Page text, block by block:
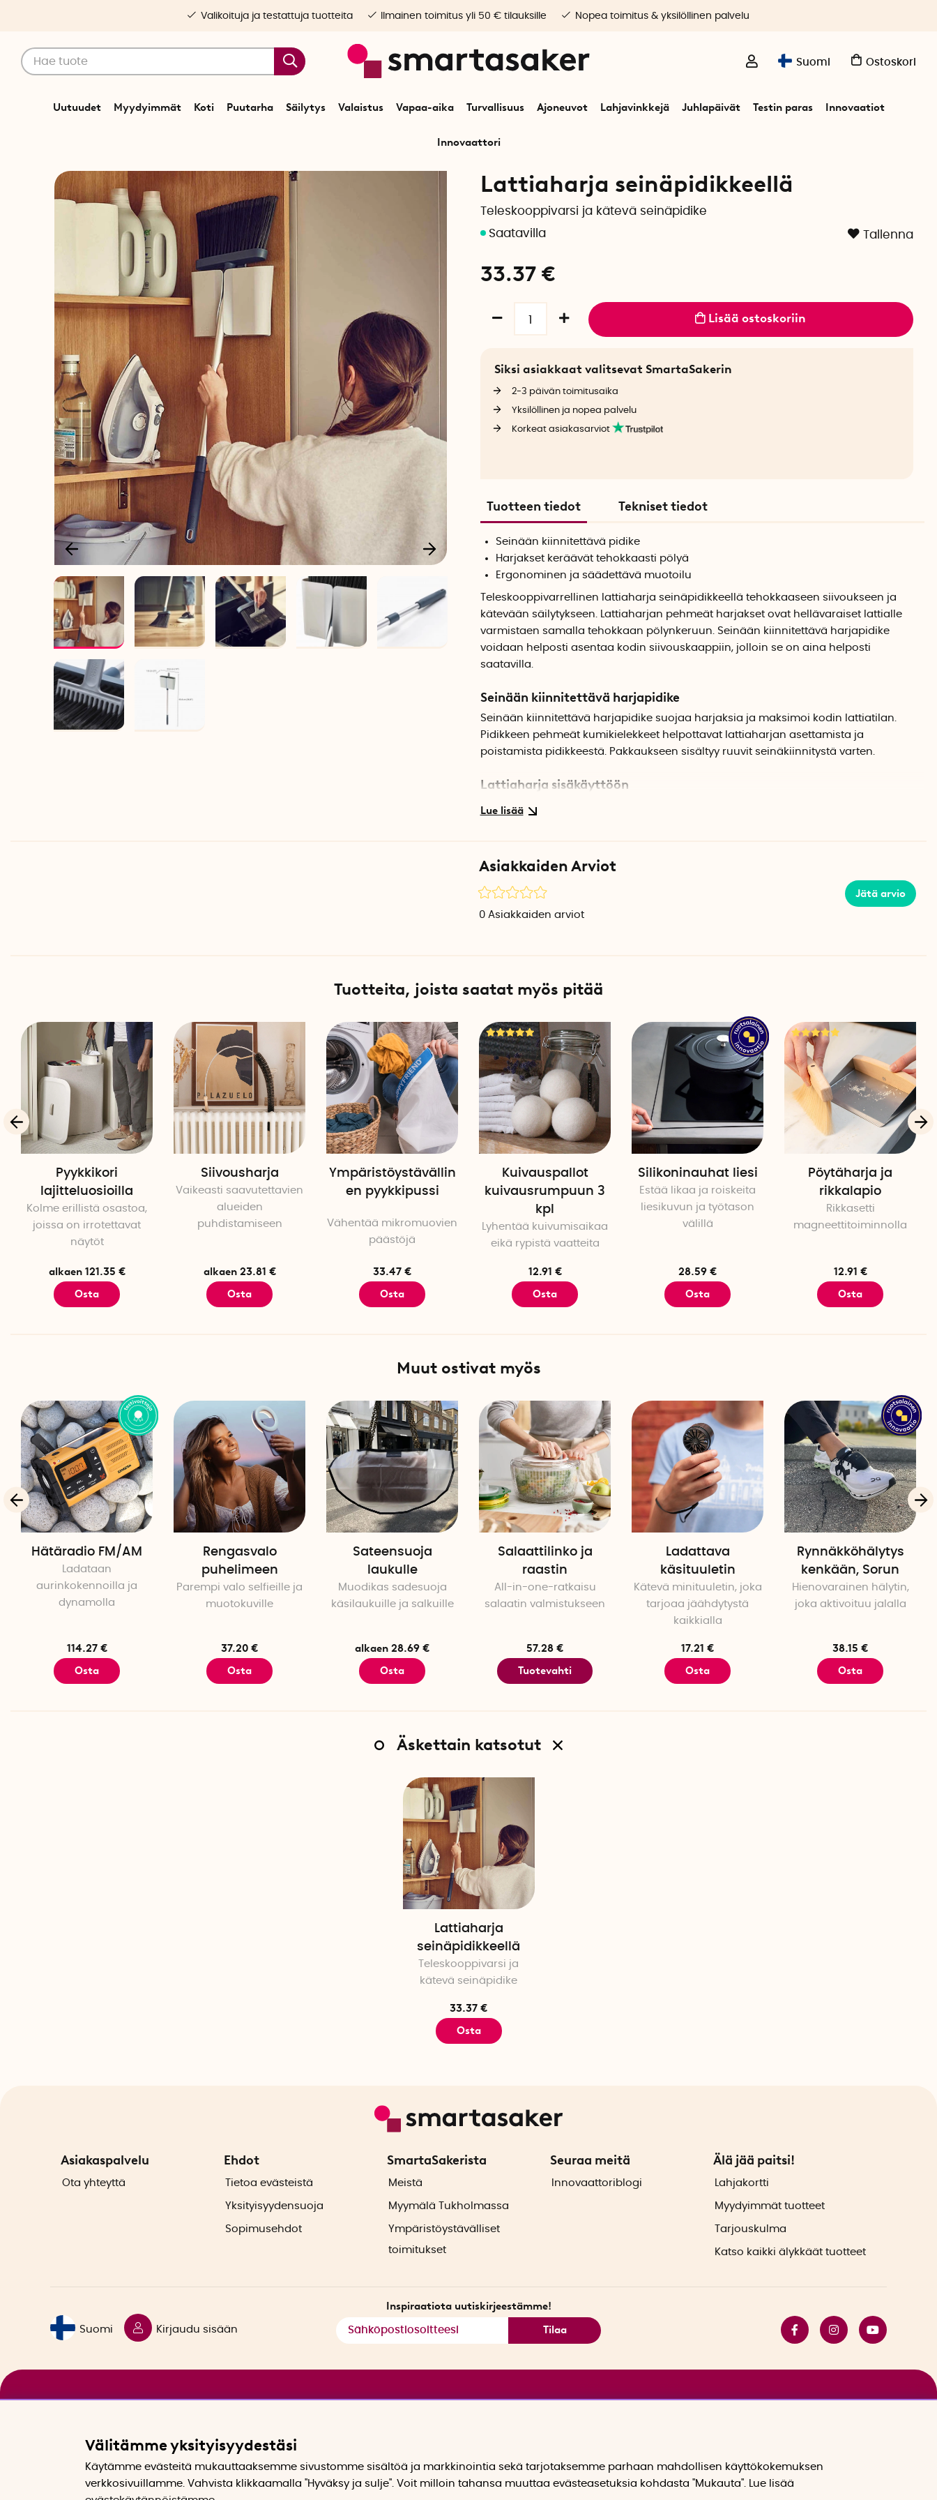
Suomi Ostoskori
Uutuudet Myydyimmät Koti Puutarha Säilytys Valaistus Vapaa-aika Turvallisuus Ajoneuvot Lahjavinkkejä Juhlapäivät Testin paras Innovaatiot
Innovaattori
Valikoituja ja testattuja tuotteita Ilmainen toimitus yli 50 € tilauksille Nopea toimitus & yksilöllinen palvelu
Siivous & kodinhoito Lattiaharja seinäpidikkeellä
Lattiaharja seinäpidikkeellä
Teleskooppivarsi ja kätevä seinäpidike
Tallenna
33.37€
Lisää ostoskoriin
Siksi asiakkaat valitsevat SmartaSakerin
2-3 päivän toimitusaika
Yksilöllinen ja nopea palvelu
Korkeat asiakasarviot
Tuotteen tiedot Tekniset tiedot
Seinään kiinnitettävä pidike
Harjakset keräävät tehokkaasti pölyä
Ergonominen ja säädettävä muotoilu
Teleskooppivarrellinen lattiaharja seinäpidikkeellä tehokkaaseen siivoukseen ja
kätevään säilytykseen. Lattiaharjan pehmeät harjakset ovat hellävaraiset lattialle
varmistaen samalla tehokkaan pölynkeruun. Seinään kiinnitettävä harjapidike
voidaan helposti asentaa kodin siivouskaappiin, jolloin se on aina helposti
saatavilla.
Seinään kiinnitettävä harjapidike
Seinään kiinnitettävä harjapidike suojaa harjaksia ja maksimoi kodin lattiatilan.
Pidikkeen pehmeät kumikielekkeet helpottavat lattiaharjan asettamista ja
poistamista pidikkeestä. Pakkaukseen sisältyy ruuvit seinäkiinnitystä varten.
Lattiaharja sisäkäyttöön
Lattiaharjan pitkät ja pehmeät harjakset pyyhkäisevät tehokkaasti pölyn
Säädettävä pituus
Alumiininen teleskooppivarsi on helppo säätää käyttäjän pituuden mukaan, mikä
vähentää selän ja hartioiden rasitusta siivouksen aikana. Varren liukumaton pinta
Seinäpidike, varsi ja harjakset voi tarvittaessa pyyhkiä kostealla liinalla.
Paino: Noin 900 g
Materiaali: Alumiini, ABS-muovi
Väri: Sininen, harmaa, beige, hopea
Pituus: 93,6–131 cm
Leveys: 25,6 cm
Syvyys: 7,8 cm
Määrä per pakkaus: 1
Asiakkaiden Arviot
Jätä arvio
0 Asiakkaiden arviot
Tuotteita, joista saatat myös pitää
Pyykkikori
lajitteluosioilla
Kolme erillistä osastoa,
joissa on irrotettavat
näytöt
alkaen 121.35 €
Osta
Siivousharja
Vaikeasti saavutettavien
alueiden
puhdistamiseen
alkaen 23.81 €
Osta
Ympäristöystävällin
en pyykkipussi
Vähentää mikromuovien
päästöjä
33.47 €
Osta
Kuivauspallot
kuivausrumpuun 3
kpl
Lyhentää kuivumisaikaa
eikä rypistä vaatteita
12.91 €
Osta
Silikoninauhat liesi
Estää likaa ja roiskeita
liesikuvun ja työtason
välillä
28.59 €
Osta
Pöytäharja ja
rikkalapio
Rikkasetti
magneettitoiminnolla
12.91 €
Osta
Muut ostivat myös
Hätäradio FM/AM
Ladataan
aurinkokennoilla ja
dynamolla
114.27 €
Osta
Rengasvalo
puhelimeen
Parempi valo selfieille ja
muotokuville
37.20 €
Osta
Sateensuoja
laukulle
Muodikas sadesuoja
käsilaukuille ja salkuille
alkaen 28.69 €
Osta
Salaattilinko ja
raastin
All-in-one-ratkaisu
salaatin valmistukseen
57.28 €
Tuotevahti
Ladattava
käsituuletin
Kätevä minituuletin, joka
tarjoaa jäähdytystä
kaikkialla
17.21 €
Osta
Rynnäkköhälytys
kenkään, Sorun
Hienovarainen hälytin,
joka aktivoituu jalalla
38.15 €
Osta
Äskettain katsotut
Lattiaharja
seinäpidikkeellä
Teleskooppivarsi ja
kätevä seinäpidike
33.37 €
Osta
Asiakaspalvelu
Ota yhteyttä
Ehdot
Tietoa evästeistä
Yksityisyydensuoja
Sopimusehdot
SmartaSakerista
Meistä
Myymälä Tukholmassa
Ympäristöystävälliset
toimitukset
Seuraa meitä
Innovaattoriblogi
Älä jää paitsi!
Lahjakortti
Myydyimmät tuotteet
Tarjouskulma
Katso kaikki älykkäät tuotteet
Suomi Kirjaudu sisään
Inspiraatiota uutiskirjeestämme!
Tilaa
Välitämme yksityisyydestäsi
Käytämme evästeitä mukauttaaksemme sivustomme sisältöä ja markkinointia sekä tarjotaksemme parhaan mahdollisen käyttökokemuksen
verkkosivuillamme. Vahvista klikkaamalla "Hyväksy ja sulje". Voit milloin tahansa muuttaa evästeasetuksia kohdasta "Mukauta". Lue lisää